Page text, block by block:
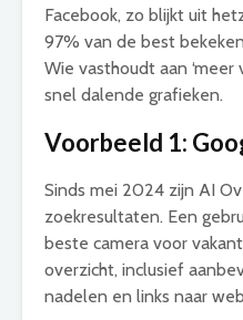
Facebook, zo blijkt uit
97% van de best
Wie vasthoudt aan ‘meer
snel dalende grafieken.
Voorbeeld 1:
Sinds mei 2024 zijn AI
zoekresultaten. Een
beste camera voor
overzicht, inclusief
nadelen en links naar